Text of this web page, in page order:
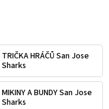
TRIČKA HRÁČŮ San Jose
Sharks
MIKINY A BUNDY San Jose
Sharks